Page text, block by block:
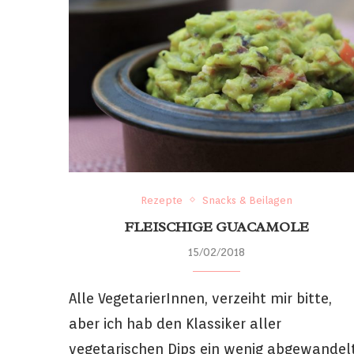
Rezepte Snacks & Beilagen
FLEISCHIGE GUACAMOLE
15/02/2018
Alle VegetarierInnen, verzeiht mir bitte,
aber ich hab den Klassiker aller
vegetarischen Dips ein wenig